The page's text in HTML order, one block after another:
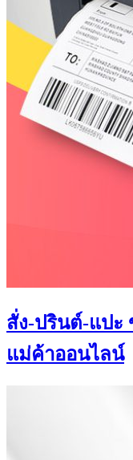
สั่ง-ปรินต์-แปะ
แม่ค้าออนไลน์